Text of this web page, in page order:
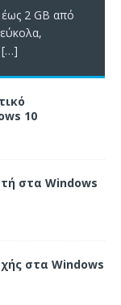
έως 2 GB από
[…]
10
στα Windows
στα Windows